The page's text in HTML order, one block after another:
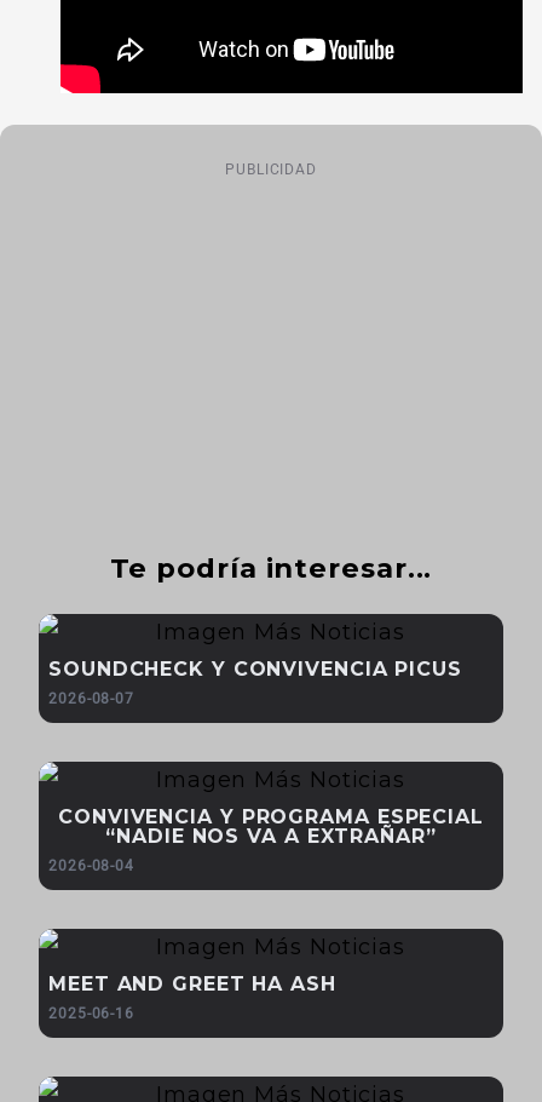
PUBLICIDAD
Te podría interesar...
SOUNDCHECK Y CONVIVENCIA PICUS
2026-08-07
CONVIVENCIA Y PROGRAMA ESPECIAL
“NADIE NOS VA A EXTRAÑAR”
2026-08-04
MEET AND GREET HA ASH
2025-06-16